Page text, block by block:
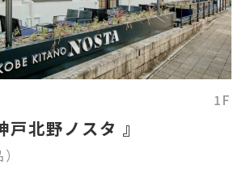
1F
北野ノスタ 』